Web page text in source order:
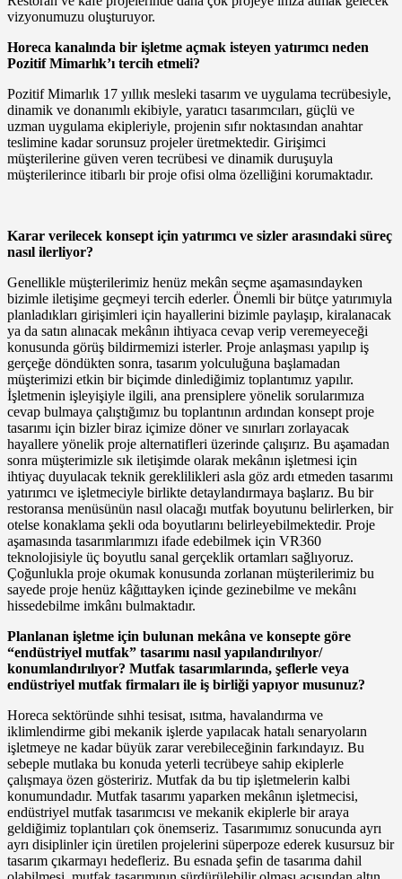
vizyonumuzu oluşturuyor.
Horeca kanalında bir işletme açmak isteyen yatırımcı neden
Pozitif Mimarlık’ı tercih etmeli?
Pozitif Mimarlık 17 yıllık mesleki tasarım ve uygulama tecrübesiyle,
dinamik ve donanımlı ekibiyle, yaratıcı tasarımcıları, güçlü ve
uzman uygulama ekipleriyle, projenin sıfır noktasından anahtar
teslimine kadar sorunsuz projeler üretmektedir. Girişimci
müşterilerine güven veren tecrübesi ve dinamik duruşuyla
müşterilerince itibarlı bir proje ofisi olma özelliğini korumaktadır.
Karar verilecek konsept için yatırımcı ve sizler arasındaki süreç
nasıl ilerliyor?
Genellikle müşterilerimiz henüz mekân seçme aşamasındayken
bizimle iletişime geçmeyi tercih ederler. Önemli bir bütçe yatırımıyla
planladıkları girişimleri için hayallerini bizimle paylaşıp, kiralanacak
ya da satın alınacak mekânın ihtiyaca cevap verip veremeyeceği
konusunda görüş bildirmemizi isterler. Proje anlaşması yapılıp iş
gerçeğe döndükten sonra, tasarım yolculuğuna başlamadan
müşterimizi etkin bir biçimde dinlediğimiz toplantımız yapılır.
İşletmenin işleyişiyle ilgili, ana prensiplere yönelik sorularımıza
cevap bulmaya çalıştığımız bu toplantının ardından konsept proje
tasarımı için bizler biraz içimize döner ve sınırları zorlayacak
hayallere yönelik proje alternatifleri üzerinde çalışırız. Bu aşamadan
sonra müşterimizle sık iletişimde olarak mekânın işletmesi için
ihtiyaç duyulacak teknik gereklilikleri asla göz ardı etmeden tasarımı
yatırımcı ve işletmeciyle birlikte detaylandırmaya başlarız. Bu bir
restoransa menüsünün nasıl olacağı mutfak boyutunu belirlerken, bir
otelse konaklama şekli oda boyutlarını belirleyebilmektedir. Proje
aşamasında tasarımlarımızı ifade edebilmek için VR360
teknolojisiyle üç boyutlu sanal gerçeklik ortamları sağlıyoruz.
Çoğunlukla proje okumak konusunda zorlanan müşterilerimiz bu
sayede proje henüz kâğıttayken içinde gezinebilme ve mekânı
hissedebilme imkânı bulmaktadır.
Planlanan işletme için bulunan mekâna ve konsepte göre
“endüstriyel mutfak” tasarımı nasıl yapılandırılıyor/
konumlandırılıyor? Mutfak tasarımlarında, şeflerle veya
endüstriyel mutfak firmaları ile iş birliği yapıyor musunuz?
Horeca sektöründe sıhhi tesisat, ısıtma, havalandırma ve
iklimlendirme gibi mekanik işlerde yapılacak hatalı senaryoların
işletmeye ne kadar büyük zarar verebileceğinin farkındayız. Bu
sebeple mutlaka bu konuda yeterli tecrübeye sahip ekiplerle
çalışmaya özen gösteririz. Mutfak da bu tip işletmelerin kalbi
konumundadır. Mutfak tasarımı yaparken mekânın işletmecisi,
endüstriyel mutfak tasarımcısı ve mekanik ekiplerle bir araya
geldiğimiz toplantıları çok önemseriz. Tasarımımız sonucunda ayrı
ayrı disiplinler için üretilen projelerini süperpoze ederek kusursuz bir
tasarım çıkarmayı hedefleriz. Bu esnada şefin de tasarıma dahil